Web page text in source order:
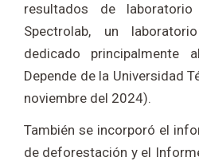
resultados de
Spectrolab, un
dedicado principalmente
Depende de la Universidad
noviembre del 2024).
También se incorporó el
de deforestación y el